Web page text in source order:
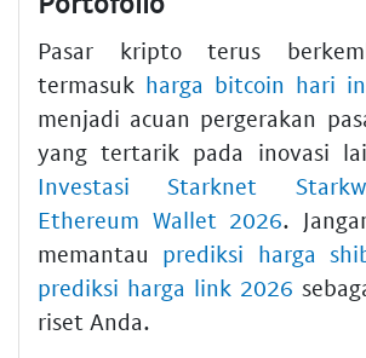
Pasar kripto terus
termasuk harga bitcoin hari
menjadi acuan pergerakan
yang tertarik pada inovasi
Investasi Starknet
Ethereum Wallet 2026.
memantau prediksi harga
prediksi harga link 2026
riset Anda.